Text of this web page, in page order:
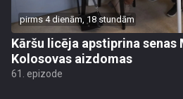
pirms 4 dienām, 18 stundām
Kāršu licēja apstiprina senas
Kolosovas aizdomas
61. epizode